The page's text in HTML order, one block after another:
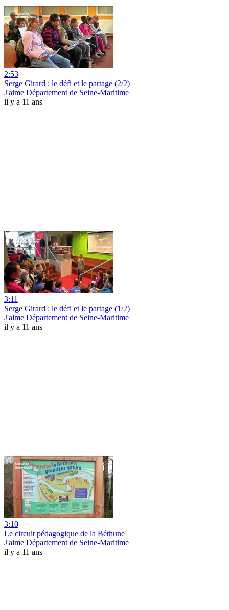
2:53
Serge Girard : le défi et le partage (2/2)
J'aime Département de Seine-Maritime
il y a 11 ans
3:11
Serge Girard : le défi et le partage (1/2)
J'aime Département de Seine-Maritime
il y a 11 ans
3:10
Le circuit pédagogique de la Béthune
J'aime Département de Seine-Maritime
il y a 11 ans